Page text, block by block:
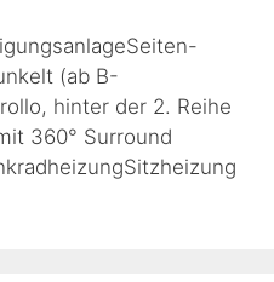
(ab B-
hinter der 2. Reihe
360° Surround